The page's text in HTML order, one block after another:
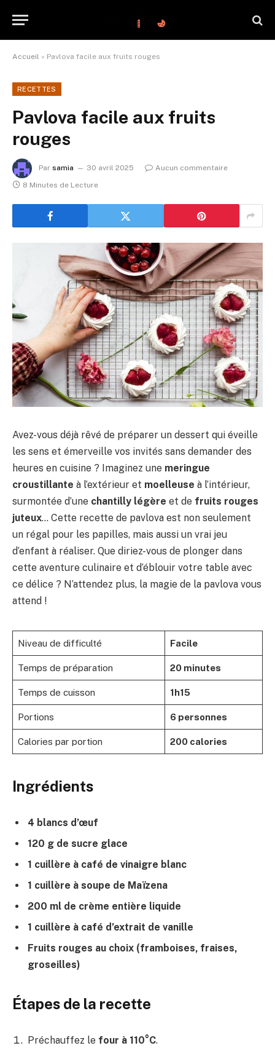
Accueil » Pavlova facile aux fruits rouges
RECETTES
Pavlova facile aux fruits
rouges
Par samia 30 avril 2025
Aucun commentaire
8 Minutes de Lecture
Avez-vous déjà rêvé de préparer un dessert qui éveille
les sens et émerveille vos invités sans demander des
heures en cuisine ? Imaginez une meringue
croustillante à l’extérieur et moelleuse à l’intérieur,
surmontée d’une chantilly légère et de fruits rouges
juteux… Cette recette de pavlova est non seulement
un régal pour les papilles, mais aussi un vrai jeu
d’enfant à réaliser. Que diriez-vous de plonger dans
cette aventure culinaire et d’éblouir votre table avec
ce délice ? N’attendez plus, la magie de la pavlova vous
attend !
Niveau de difficulté Facile
Temps de préparation 20 minutes
Temps de cuisson 1h15
Portions 6 personnes
Calories par portion 200 calories
Ingrédients
4 blancs d’œuf
120 g de sucre glace
1 cuillère à café de vinaigre blanc
1 cuillère à soupe de Maïzena
200 ml de crème entière liquide
1 cuillère à café d’extrait de vanille
Fruits rouges au choix (framboises, fraises,
groseilles)
Étapes de la recette
Préchauffez le four à 110°C.